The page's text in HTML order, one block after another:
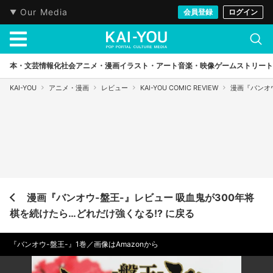
Our Media 会員登録 ログイン
本・文芸情報化社会アニメ・漫画イラスト・アート音楽・映像ゲームストリート
KAI-YOU アニメ・漫画 レビュー KAI-YOU COMIC REVIEW 漫画『バン
漫画『バンオウ-盤王-』レビュー 吸血鬼が300年将
棋を続けたら…どれだけ強くなる!? に戻る
『バンオウ-盤王-』1巻／画像はAmazonから